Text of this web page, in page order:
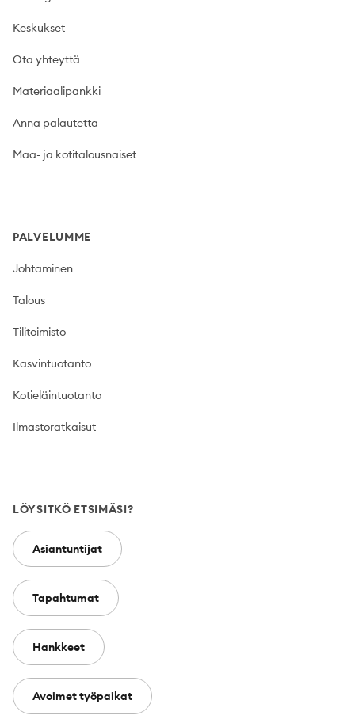
Keskukset
Ota yhteyttä
Materiaalipankki
Anna palautetta
Maa- ja kotitalousnaiset
PALVELUMME
Johtaminen
Talous
Tilitoimisto
Kasvintuotanto
Kotieläintuotanto
Ilmastoratkaisut
LÖYSITKÖ ETSIMÄSI?
Asiantuntijat
Tapahtumat
Hankkeet
Avoimet työpaikat